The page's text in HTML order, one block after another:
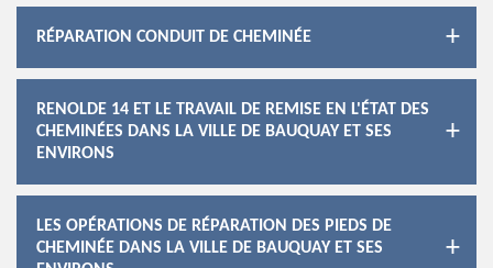
RÉPARATION CONDUIT DE CHEMINÉE
RENOLDE 14 ET LE TRAVAIL DE REMISE EN L'ÉTAT DES
CHEMINÉES DANS LA VILLE DE BAUQUAY ET SES
ENVIRONS
LES OPÉRATIONS DE RÉPARATION DES PIEDS DE
CHEMINÉE DANS LA VILLE DE BAUQUAY ET SES